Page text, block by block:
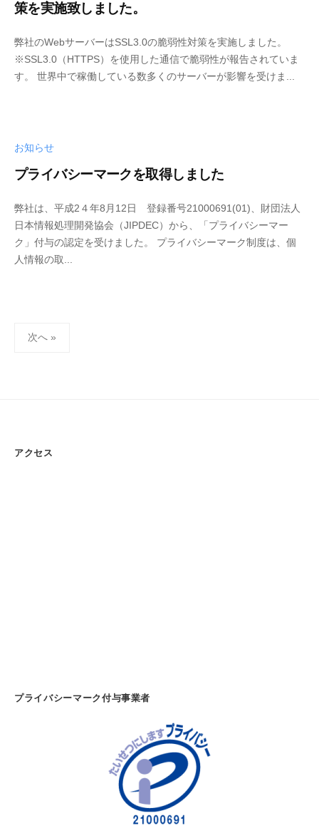
策を実施致しました。
弊社のWebサーバーはSSL3.0の脆弱性対策を実施しました。
※SSL3.0（HTTPS）を使用した通信で脆弱性が報告されていま
す。 世界中で稼働している数多くのサーバーが影響を受けま...
お知らせ
プライバシーマークを取得しました
弊社は、平成2４年8月12日 登録番号21000691(01)、財団法人
日本情報処理開発協会（JIPDEC）から、「プライバシーマー
ク」付与の認定を受けました。 プライバシーマーク制度は、個
人情報の取...
送
次へ »
アクセス
プライバシーマーク付与事業者